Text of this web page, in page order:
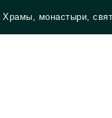
Храмы, монастыри,